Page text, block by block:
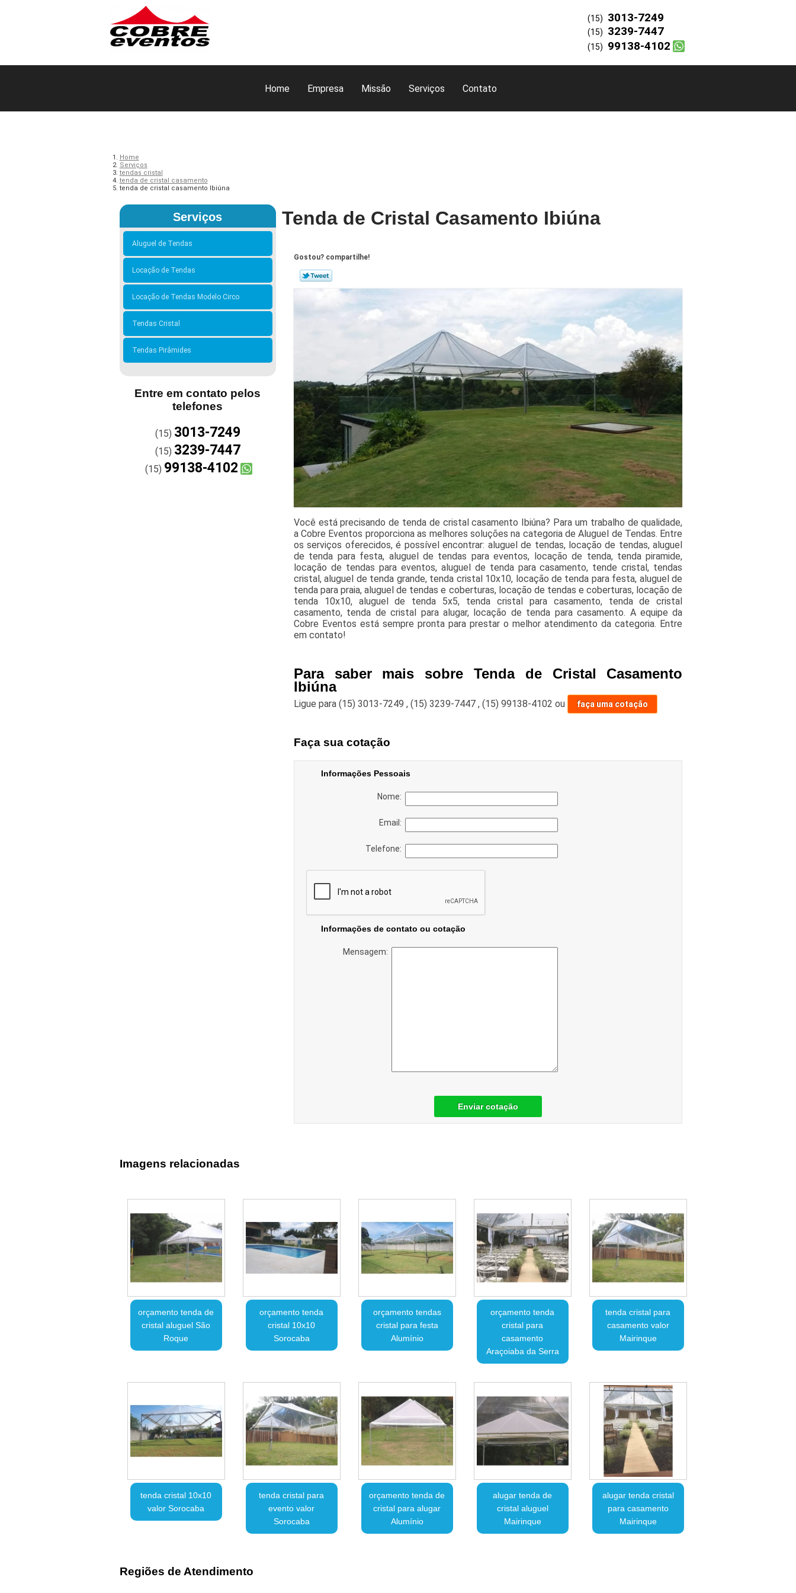
Home Empresa Missão Serviços Contato
(15) 3013-7249
(15) 3239-7447
(15) 99138-4102
Home
Serviços
tendas cristal
tenda de cristal casamento
tenda de cristal casamento Ibiúna
Serviços
Aluguel de Tendas
Locação de Tendas
Locação de Tendas Modelo Circo
Tendas Cristal
Tendas Pirâmides
Entre em contato pelos
telefones
(15) 3013-7249
(15) 3239-7447
(15) 99138-4102
Tenda de Cristal Casamento Ibiúna
Gostou? compartilhe!
Você está precisando de tenda de cristal casamento Ibiúna? Para um trabalho de qualidade,
a Cobre Eventos proporciona as melhores soluções na categoria de Aluguel de Tendas. Entre
os serviços oferecidos, é possível encontrar: aluguel de tendas, locação de tendas, aluguel
de tenda para festa, aluguel de tendas para eventos, locação de tenda, tenda piramide,
locação de tendas para eventos, aluguel de tenda para casamento, tende cristal, tendas
cristal, aluguel de tenda grande, tenda cristal 10x10, locação de tenda para festa, aluguel de
tenda para praia, aluguel de tendas e coberturas, locação de tendas e coberturas, locação de
tenda 10x10, aluguel de tenda 5x5, tenda cristal para casamento, tenda de cristal
casamento, tenda de cristal para alugar, locação de tenda para casamento. A equipe da
Cobre Eventos está sempre pronta para prestar o melhor atendimento da categoria. Entre
em contato!
Para saber mais sobre Tenda de Cristal Casamento
Ibiúna
Ligue para (15) 3013-7249 , (15) 3239-7447 , (15) 99138-4102 ou faça uma cotação
Faça sua cotação
Informações Pessoais
Nome:
Email:
Telefone:
Informações de contato ou cotação
Mensagem:
Enviar cotação
Imagens relacionadas
orçamento tenda de
cristal aluguel São
Roque
orçamento tenda
cristal 10x10
Sorocaba
orçamento tendas
cristal para festa
Alumínio
orçamento tenda
cristal para
casamento
Araçoiaba da Serra
tenda cristal para
casamento valor
Mairinque
tenda cristal 10x10
valor Sorocaba
tenda cristal para
evento valor
Sorocaba
orçamento tenda de
cristal para alugar
Alumínio
alugar tenda de
cristal aluguel
Mairinque
alugar tenda cristal
para casamento
Mairinque
Regiões de Atendimento